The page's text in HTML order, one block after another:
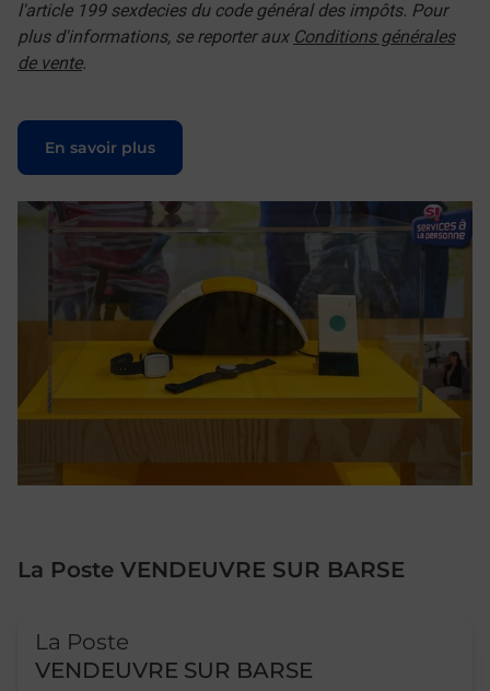
l'article 199 sexdecies du code général des impôts. Pour
plus d'informations, se reporter aux Conditions générales
de vente.
En savoir plus
Le lien s'ouvre dans un nouvel onglet
La Poste VENDEUVRE SUR BARSE
La Poste
VENDEUVRE SUR BARSE